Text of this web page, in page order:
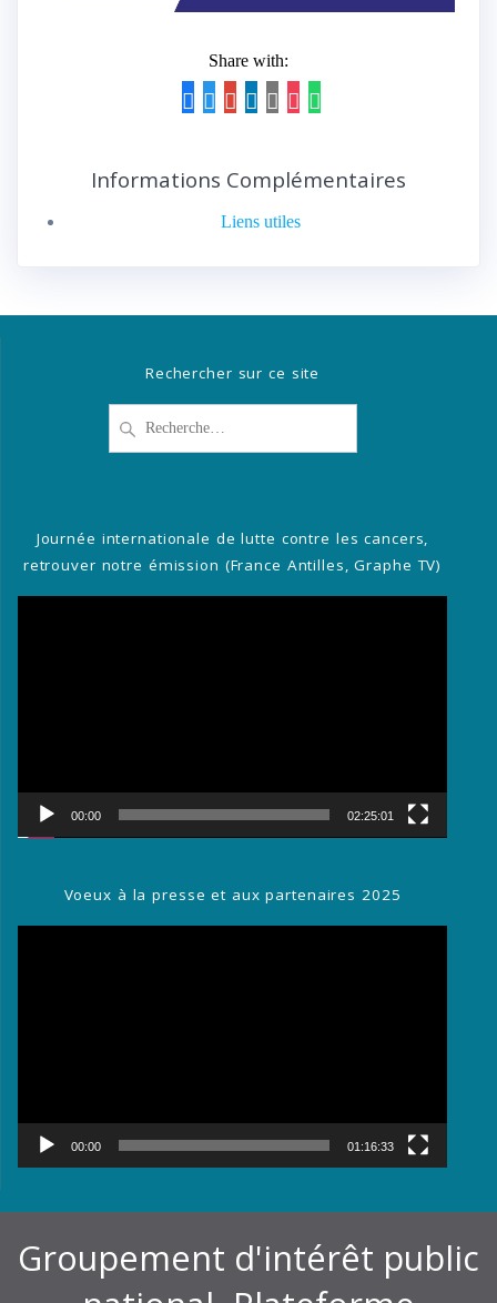
Share with:
Informations Complémentaires
Liens utiles
Rechercher sur ce site
pour
Journée internationale de lutte contre les cancers,
retrouver notre émission (France Antilles, Graphe TV)
00:00 02:25:01
Voeux à la presse et aux partenaires 2025
00:00 01:16:33
Groupement d'intérêt public